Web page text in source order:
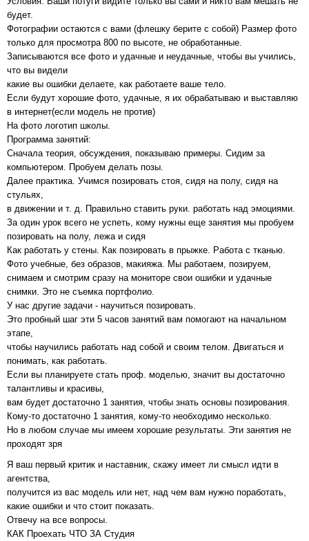
будет.
Фотографии остаются с вами (флешку берите с собой) Размер фото
только для просмотра 800 по высоте, не обработанные.
Записываются все фото и удачные и неудачные, чтобы вы учились,
что вы видели
какие вы ошибки делаете, как работаете ваше тело.
Если будут хорошие фото, удачные, я их обрабатываю и выставляю
в интернет(если модель не против)
На фото логотип школы.
Программа занятий:
Сначала теория, обсуждения, показываю примеры. Сидим за
компьютером. Пробуем делать позы.
Далее практика. Учимся позировать стоя, сидя на полу, сидя на
стульях,
в движении и т. д. Правильно ставить руки. работать над эмоциями.
За один урок всего не успеть, кому нужны еще занятия мы пробуем
позировать на полу, лежа и сидя
Как работать у стены. Как позировать в прыжке. Работа с тканью.
Фото учебные, без образов, макияжа. Мы работаем, позируем,
снимаем и смотрим сразу на мониторе свои ошибки и удачные
снимки. Это не съемка портфолио.
У нас другие задачи - научиться позировать.
Это пробный шаг эти 5 часов занятий вам помогают на начальном
этапе,
чтобы научились работать над собой и своим телом. Двигаться и
понимать, как работать.
Если вы планируете стать проф. моделью, значит вы достаточно
талантливы и красивы,
вам будет достаточно 1 занятия, чтобы знать основы позирования.
Кому-то достаточно 1 занятия, кому-то необходимо несколько.
Но в любом случае мы имеем хорошие результаты. Эти занятия не
проходят зря
Я ваш первый критик и наставник, скажу имеет ли смысл идти в
агентства,
получится из вас модель или нет, над чем вам нужно поработать,
какие ошибки и что стоит показать.
Отвечу на все вопросы.
КАК Проехать ЧТО ЗА Студия